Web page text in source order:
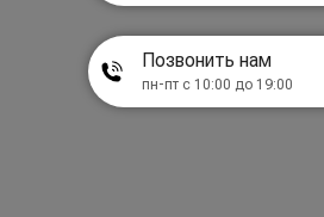
Позвонить нам
пн-пт с 10:00 до 19:00